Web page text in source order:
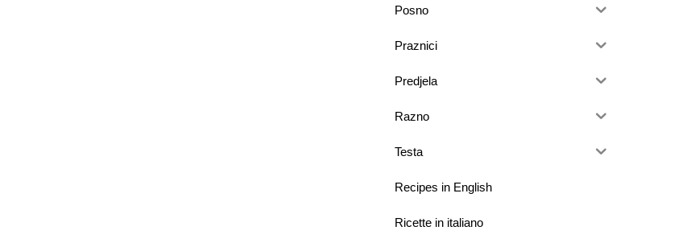
Posno
Praznici
Predjela
Razno
Testa
Recipes in English
Ricette in italiano